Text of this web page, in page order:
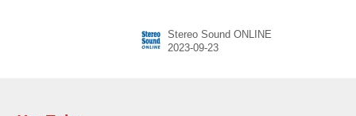
適したカラリングを行ったバリエーションモデ
ルで、そのラインナップは以下の通り。 ●スピ
Stereo Sound ONLINE